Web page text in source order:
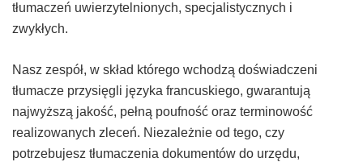
tłumaczeń uwierzytelnionych, specjalistycznych i
zwykłych.
Nasz zespół, w skład którego wchodzą doświadczeni
tłumacze przysięgli języka francuskiego, gwarantują
najwyższą jakość, pełną poufność oraz terminowość
realizowanych zleceń. Niezależnie od tego, czy
potrzebujesz tłumaczenia dokumentów do urzędu,